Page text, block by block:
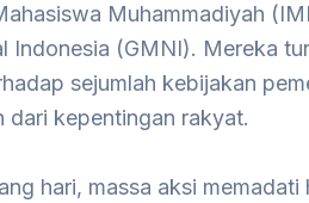
Muhammadiyah
Indonesia (GMNI). Mereka
sejumlah kebijakan
dari kepentingan rakyat.
hari, massa aksi